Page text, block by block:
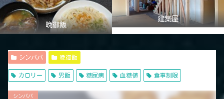
晩御飯
建築屋
シンパパ 晩御飯
カロリー 男飯 糖尿病 血糖値 食事制限
シンパパ